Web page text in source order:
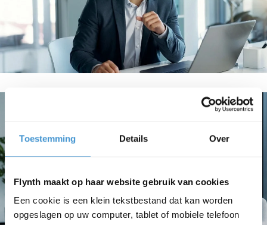
Toestemming Details Over
Flynth maakt op haar website gebruik van cookies
Een cookie is een klein tekstbestand dat kan worden
opgeslagen op uw computer, tablet of mobiele telefoon